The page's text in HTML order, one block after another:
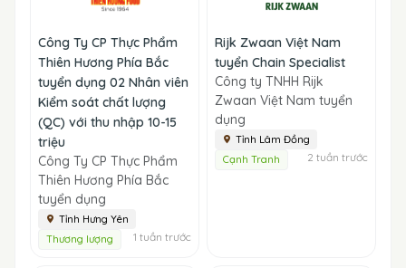
Công Ty CP Thực Phẩm
Thiên Hương Phía Bắc
tuyển dụng 02 Nhân viên
Kiểm soát chất lượng
(QC) với thu nhập 10-15
triệu
Công Ty CP Thực Phẩm
Thiên Hương Phía Bắc
tuyển dụng
Tỉnh Hưng Yên
Thương lượng
1 tuần trước
Rijk Zwaan Việt Nam
tuyển Chain Specialist
Công ty TNHH Rijk
Zwaan Việt Nam tuyển
dụng
Tỉnh Lâm Đồng
Cạnh Tranh
2 tuần trước